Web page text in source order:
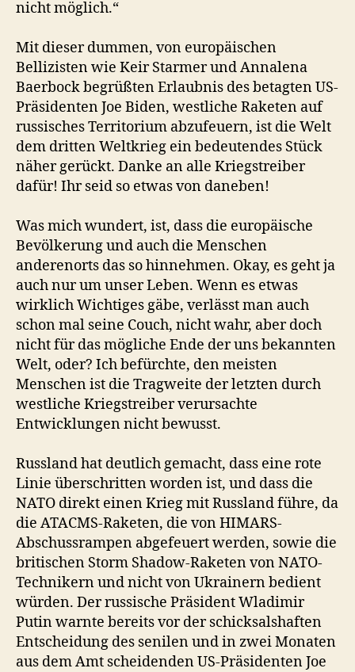
nicht möglich.“
Mit dieser dummen, von europäischen
Bellizisten wie Keir Starmer und Annalena
Baerbock begrüßten Erlaubnis des betagten US-
Präsidenten Joe Biden, westliche Raketen auf
russisches Territorium abzufeuern, ist die Welt
dem dritten Weltkrieg ein bedeutendes Stück
näher gerückt. Danke an alle Kriegstreiber
dafür! Ihr seid so etwas von daneben!
Was mich wundert, ist, dass die europäische
Bevölkerung und auch die Menschen
anderenorts das so hinnehmen. Okay, es geht ja
auch nur um unser Leben. Wenn es etwas
wirklich Wichtiges gäbe, verlässt man auch
schon mal seine Couch, nicht wahr, aber doch
nicht für das mögliche Ende der uns bekannten
Welt, oder? Ich befürchte, den meisten
Menschen ist die Tragweite der letzten durch
westliche Kriegstreiber verursachte
Entwicklungen nicht bewusst.
Russland hat deutlich gemacht, dass eine rote
Linie überschritten worden ist, und dass die
NATO direkt einen Krieg mit Russland führe, da
die ATACMS-Raketen, die von HIMARS-
Abschussrampen abgefeuert werden, sowie die
britischen Storm Shadow-Raketen von NATO-
Technikern und nicht von Ukrainern bedient
würden. Der russische Präsident Wladimir
Putin warnte bereits vor der schicksalshaften
Entscheidung des senilen und in zwei Monaten
aus dem Amt scheidenden US-Präsidenten Joe